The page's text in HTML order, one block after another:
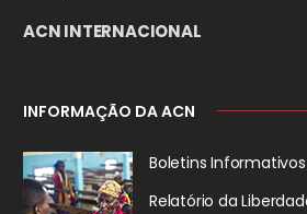
ACN INTERNACIONAL
INFORMAÇÃO DA ACN
Boletins Informativos
Relatório da